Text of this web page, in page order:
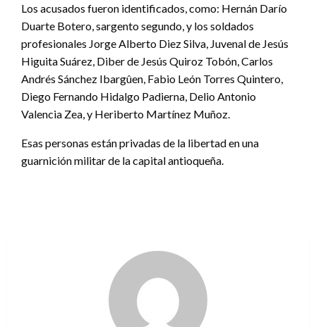
Los acusados fueron identificados, como: Hernán Darío
Duarte Botero, sargento segundo, y los soldados
profesionales Jorge Alberto Diez Silva, Juvenal de Jesús
Higuita Suárez, Diber de Jesús Quiroz Tobón, Carlos
Andrés Sánchez Ibargûen, Fabio León Torres Quintero,
Diego Fernando Hidalgo Padierna, Delio Antonio
Valencia Zea, y Heriberto Martínez Muñoz.
Esas personas están privadas de la libertad en una
guarnición militar de la capital antioqueña.